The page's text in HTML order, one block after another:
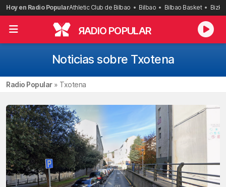
Saltar
al
contenido
Hoy en Radio PopularAthletic Club de Bilbao Bilbao Bilbao Basket
RADIO POPULAR
Noticias sobre Txotena
Radio Popular» Txotena